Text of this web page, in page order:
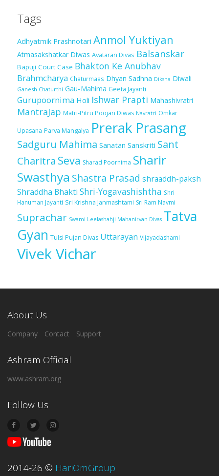
Tags
Adhyatmik Prashnotari Anmol Yuktiyan
Atmasakshatkar Diwas Avataran Divas Balsanskar
Bapuji Court Case Bhakton Ke Anubhav
Brahmcharya Chaturmaas Dhyan Sadhna Diksha Diwali
Ganesh Chaturthi Gau-Mahima Geeta Jayanti
Gurupoornima Holi Ishwar Prapti Mahashivratri
MantraJap Matri-Pitru Poojan Diwas Navratri Omkar
Upasana Parva Mangalya Prerak Prasang
Sadguru Mahima Sanatan Sanskriti Sant
Charitra Seva Sharad Poornima Sharir
Swasthya Shastra Prasad shraaddh-paksh
Shraddha Bhakti Shri-Yogavashishtha Shri
Hanuman Jayanti Sri Krishna Janmashtami Sri Ram Navmi
Suprachar Swami Leelashahji Mahanirvan Divas Tatva
Gyan Tulsi Pujan Divas Uttarayan Vijayadashami
Vivek Vichar
About Us
Company Contact Support
Ashram Official
www.ashram.org
Follow Us
2014-26 © HariOmGroup